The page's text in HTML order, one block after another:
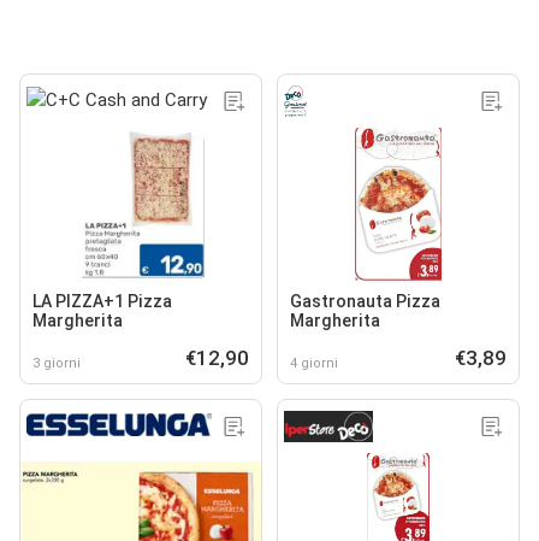
LA PIZZA+1 Pizza
Margherita
3 giorni €12,90
Gastronauta Pizza
Margherita
4 giorni €3,89